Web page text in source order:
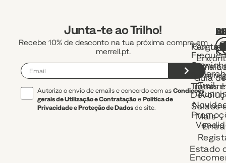
Junta-te ao Trilho!
Recebe 10% de desconto na tua próxima compra em
merrell.pt.
Autorizo o envio de emails e concordo com asCondições
gerais de Utilização e Contratação ePolítica de
Privacidade e Proteção de Dados do site.
Envio
Trocas e
Saldos
Estado
uma
Guia de
e
Trail
Mais